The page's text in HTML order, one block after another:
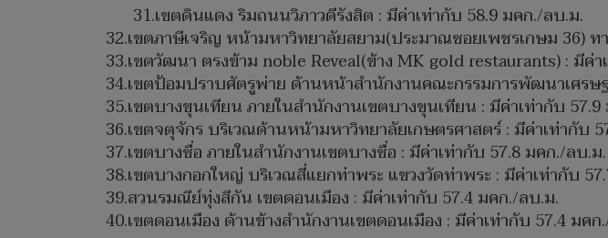
31.เขตดินแดง ริมถนนวิภาวดีรังสิต : มีค่าเท่ากับ 58.9 มคก./ลบ.ม.
32.เขตภาษีเจริญ หน้ามหาวิทยาลัยสยาม(ประมาณซอยเพชรเกษม 36)
33.เขตวัฒนา ตรงข้าม noble Reveal(ข้าง MK gold restaurants) : มีค่
34.เขตป้อมปราบศัตรูพ่าย ด้านหน้าสำนักงานคณะกรรมการพัฒนาเศร
35.เขตบางขุนเทียน ภายในสำนักงานเขตบางขุนเทียน : มีค่าเท่ากับ
36.เขตจตุจักร บริเวณด้านหน้ามหาวิทยาลัยเกษตรศาสตร์ : มีค่าเท่ากับ
37.เขตบางซื่อ ภายในสำนักงานเขตบางซื่อ : มีค่าเท่ากับ 57.8 มคก./ลบ.ม.
38.เขตบางกอกใหญ่ บริเวณสี่แยกท่าพระ แขวงวัดท่าพระ : มีค่าเท่ากับ
39.สวนรมณีย์ทุ่งสีกัน เขตดอนเมือง : มีค่าเท่ากับ 57.4 มคก./ลบ.ม.
40.เขตดอนเมือง ด้านข้างสำนักงานเขตดอนเมือง : มีค่าเท่ากับ 57.4 มค